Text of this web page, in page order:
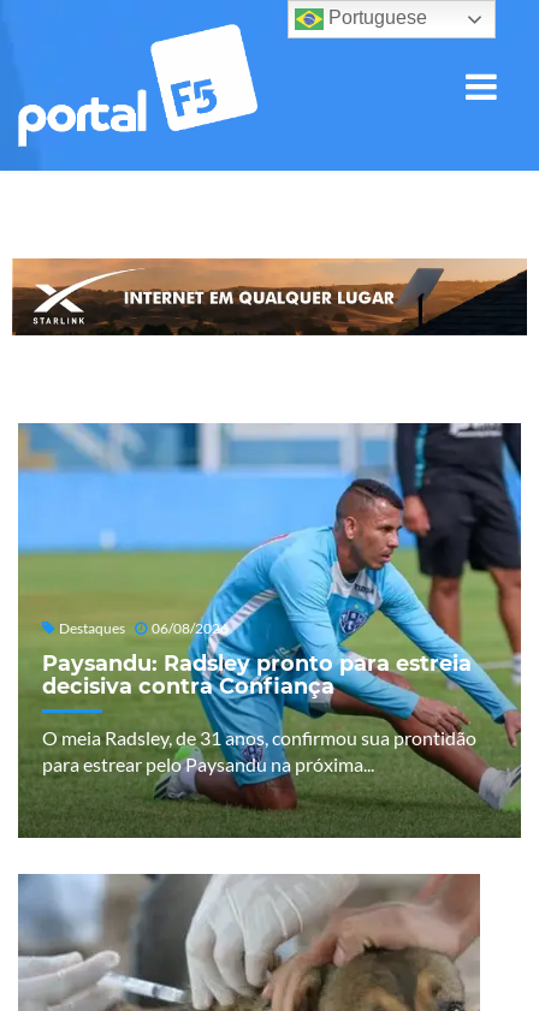
Destaques 06/08/2026
Paysandu: Radsley pronto para estreia
decisiva contra Confiança
O meia Radsley, de 31 anos, confirmou sua prontidão
para estrear pelo Paysandu na próxima...
Portuguese